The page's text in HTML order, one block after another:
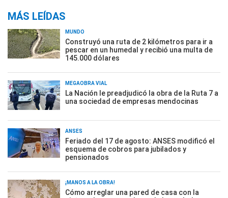
MÁS LEÍDAS
MUNDO
Construyó una ruta de 2 kilómetros para ir a
pescar en un humedal y recibió una multa de
145.000 dólares
MEGAOBRA VIAL
La Nación le preadjudicó la obra de la Ruta 7 a
una sociedad de empresas mendocinas
ANSES
Feriado del 17 de agosto: ANSES modificó el
esquema de cobros para jubilados y
pensionados
¡MANOS A LA OBRA!
Cómo arreglar una pared de casa con la